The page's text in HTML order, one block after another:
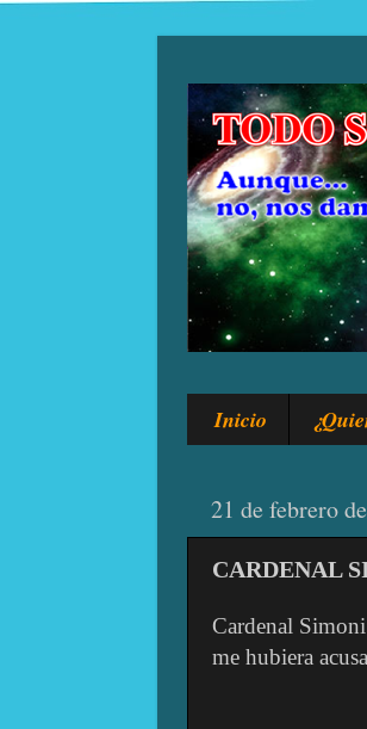
Inicio
21 de febrero
CARDENAL
Cardenal
me hubiera